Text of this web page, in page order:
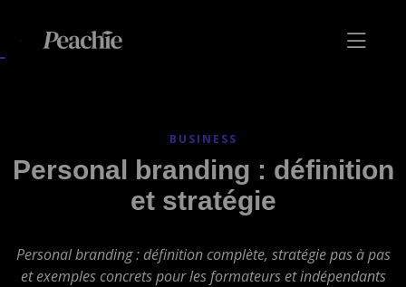
BUSINESS
Personal branding : définition
et stratégie
Personal branding : définition complète, stratégie pas à pas
et exemples concrets pour les formateurs et indépendants